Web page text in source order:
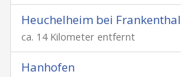
Heuchelheim bei Frankenthal
ca. 14 Kilometer entfernt
Hanhofen